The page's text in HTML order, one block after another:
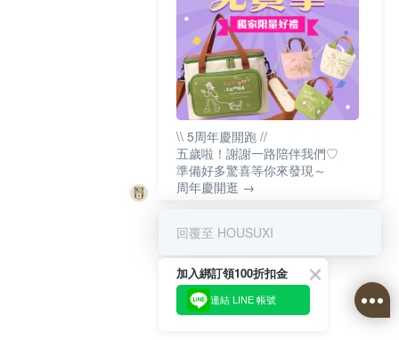
\\ 5周年慶開跑 //
五歲啦！謝謝一路陪伴我們♡
準備好多驚喜等你來發現～
周年慶開逛 →
回覆至 HOUSUXI
加入綁訂領100折扣金
連結 LINE 帳號